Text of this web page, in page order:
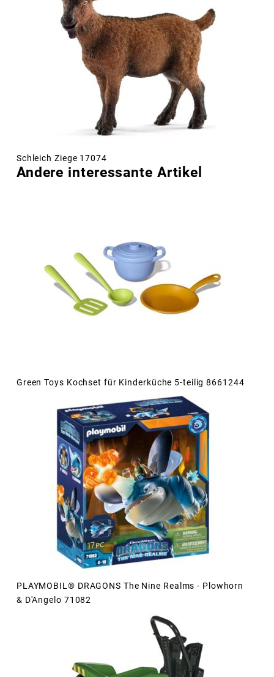
Schleich Ziege 17074
Andere interessante Artikel
Green Toys Kochset für Kinderküche 5-teilig 8661244
PLAYMOBIL® DRAGONS The Nine Realms - Plowhorn
& D'Angelo 71082